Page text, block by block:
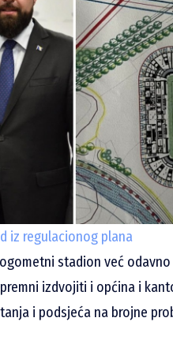
iz regulacionog plana
stadion već
izdvojiti i općina i
i podsjeća na brojne